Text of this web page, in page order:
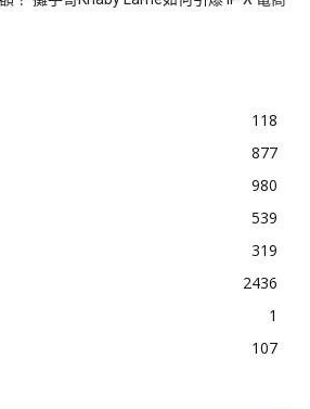
118
877
980
539
319
2436
1
107